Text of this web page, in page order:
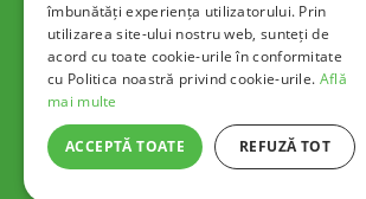
© 2022 Servicii Publice SA Tulcea
Politica de
îmbunătăți experiența utilizatorului. Prin
utilizarea site-ului nostru web, sunteți de
acord cu toate cookie-urile în conformitate
cu Politica noastră privind cookie-urile. Află
mai multe
ACCEPTĂ TOATE REFUZĂ TOT